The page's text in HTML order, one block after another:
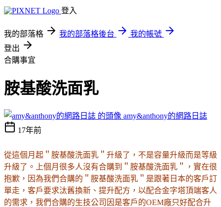
登入
我的部落格 我的部落格後台
我的帳號
登出
合購事宜
胺基酸洗面乳
amy&anthony的網路日誌
17年前
從這個月起＂胺基酸洗面乳＂升級了，不是容量升級而是等級
升級了。上個月很多人沒有合購到＂胺基酸洗面乳＂，實在很
抱歉，因為我們合購的＂胺基酸洗面乳＂是跟著日本的客戶訂
單走，客戶要求汰舊換新、提升配方，以配合金字塔頂端客人
的需求，我們合購的生技公司因是客戶的OEM廠只好配合升